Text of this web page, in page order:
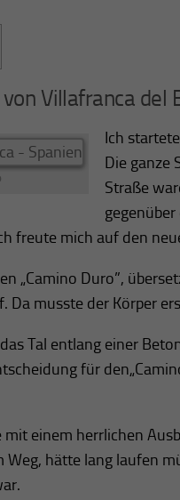
Villafranca del
Ich
Die ganze
Straße
freute mich auf den
„Camino Duro”,
Da musste der Körper
Tal entlang einer
für
einem herrlichen
Weg, hätte lang laufen